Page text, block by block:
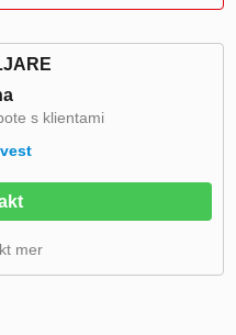
s klientami
mer